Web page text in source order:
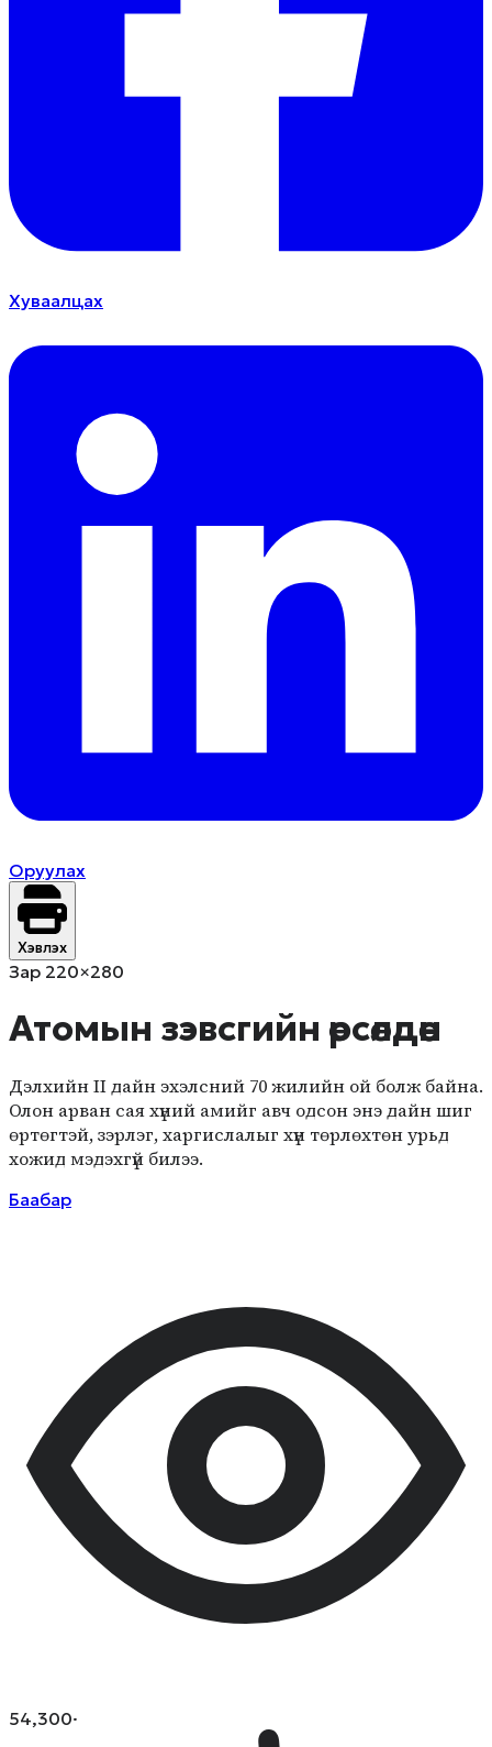
Хуваалцах
Оруулах
Хэвлэх
Зар 220×280
Атомын зэвсгийн өрсөлдөөн
Дэлхийн II дайн эхэлсний 70 жилийн ой болж байна.
Олон арван сая хүний амийг авч одсон энэ дайн шиг
өртөгтэй, зэрлэг, харгислалыг хүн төрлөхтөн урьд
хожид мэдэхгүй билээ.
Баабар
54,300·